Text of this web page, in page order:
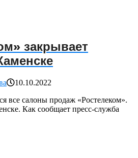
закрывает
10.10.2022
все салоны продаж «Ростелеком».
Как сообщает пресс-служба